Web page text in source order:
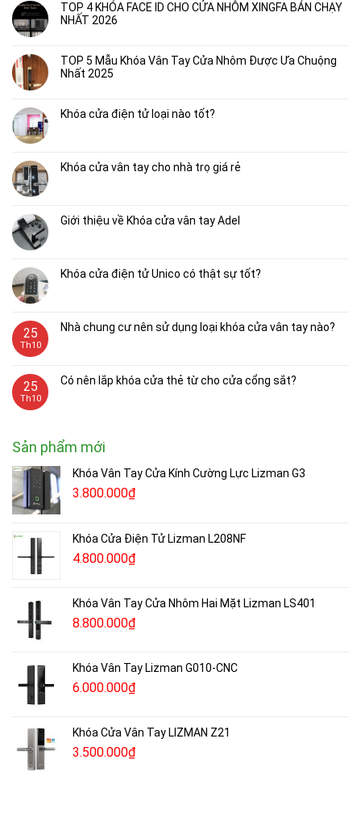
TOP 4 KHÓA FACE ID CHO CỬA NHÔM XINGFA BÁN CHẠY
NHẤT 2026
TOP 5 Mẫu Khóa Vân Tay Cửa Nhôm Được Ưa Chuộng
Nhất 2025
Khóa cửa điện tử loại nào tốt?
Khóa cửa vân tay cho nhà trọ giá rẻ
Giới thiệu về Khóa cửa vân tay Adel
Khóa cửa điện tử Unico có thật sự tốt?
25
Th10
Nhà chung cư nên sử dụng loại khóa cửa vân tay nào?
25
Th10
Có nên lắp khóa cửa thẻ từ cho cửa cổng sắt?
Sản phẩm mới
Khóa Vân Tay Cửa Kính Cường Lực Lizman G3
3.800.000₫
Khóa Cửa Điện Tử Lizman L208NF
4.800.000₫
Khóa Vân Tay Cửa Nhôm Hai Mặt Lizman LS401
8.800.000₫
Khóa Vân Tay Lizman G010-CNC
6.000.000₫
Khóa Cửa Vân Tay LIZMAN Z21
3.500.000₫